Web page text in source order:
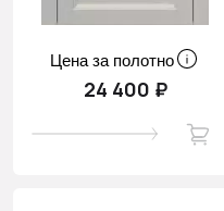
Цена за полотно
24 400 ₽